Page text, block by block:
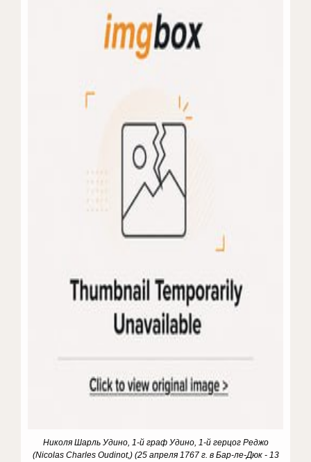
Николя Шарль Удино, 1-й граф Удино, 1-й герцог Реджо
(Nicolas Charles Oudinot,) (25 апреля 1767 г. в Бар-ле-Дюк - 13